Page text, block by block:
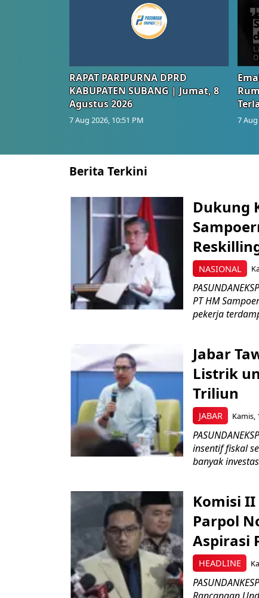
RAPAT PARIPURNA DPRD
KABUPATEN SUBANG | Jumat, 8
Agustus 2026
7 Aug 2026, 10:51 PM 7 Aug
Berita Terkini
NASIONAL
Dukung
PT HM
pekerja
JABAR
Jabar
Listrik
Triliun
Kamis,
insentif fiskal
banyak
HEADLINE
Komisi II
Parpol
Aspirasi
Rancangan